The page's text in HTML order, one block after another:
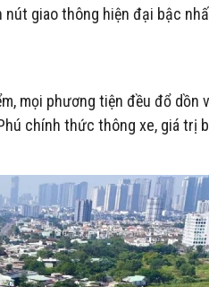
giao thông hiện đại bậc
mọi phương tiện đều đổ dồn
chính thức thông xe, giá